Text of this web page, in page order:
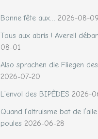
Bonne fête aux… 2026-08-09
Tous aux abris ! Averell
08-01
Also sprachen die Fliegen
2026-07-20
L’envol des BIPÈDES 2026-
Quand l’altruisme bat de
poules 2026-06-28